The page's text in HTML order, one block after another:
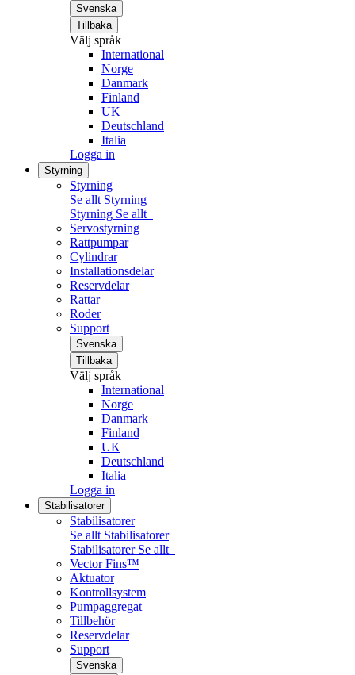
Svenska
Tillbaka
Välj språk
International
Norge
Danmark
Finland
UK
Deutschland
Italia
Logga in
Styrning
Styrning
Se allt Styrning
Styrning Se allt
Servostyrning
Rattpumpar
Cylindrar
Installationsdelar
Reservdelar
Rattar
Roder
Support
Svenska
Tillbaka
Välj språk
International
Norge
Danmark
Finland
UK
Deutschland
Italia
Logga in
Stabilisatorer
Stabilisatorer
Se allt Stabilisatorer
Stabilisatorer Se allt
Vector Fins™
Aktuator
Kontrollsystem
Pumpaggregat
Tillbehör
Reservdelar
Support
Svenska